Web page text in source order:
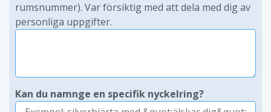
rumsnummer). Var försiktig med att dela med dig av
personliga uppgifter.
Kan du namnge en specifik nyckelring?